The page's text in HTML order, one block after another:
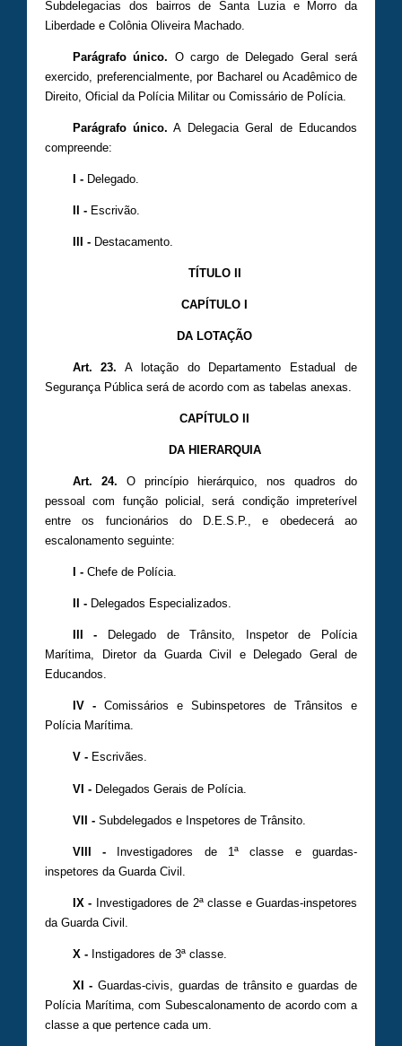
Subdelegacias dos bairros de Santa Luzia e Morro da
Liberdade e Colônia Oliveira Machado.
Parágrafo único. O cargo de Delegado Geral será
exercido, preferencialmente, por Bacharel ou Acadêmico de
Direito, Oficial da Polícia Militar ou Comissário de Polícia.
Parágrafo único. A Delegacia Geral de Educandos
compreende:
I -Delegado.
II -Escrivão.
III -Destacamento.
TÍTULO II
CAPÍTULO I
DA LOTAÇÃO
Art. 23. A lotação do Departamento Estadual de
Segurança Pública será de acordo com as tabelas anexas.
CAPÍTULO II
DA HIERARQUIA
Art. 24. O princípio hierárquico, nos quadros do
pessoal com função policial, será condição impreterível
entre os funcionários do D.E.S.P., e obedecerá ao
escalonamento seguinte:
I -Chefe de Polícia.
II -Delegados Especializados.
III - Delegado de Trânsito, Inspetor de Polícia
Marítima, Diretor da Guarda Civil e Delegado Geral de
Educandos.
IV -Comissários e Subinspetores de Trânsitos e
Polícia Marítima.
V -Escrivães.
VI -Delegados Gerais de Polícia.
VII -Subdelegados e Inspetores de Trânsito.
VIII - Investigadores de 1ª classe e guardas-
inspetores da Guarda Civil.
IX - Investigadores de 2ª classe e Guardas-inspetores
da Guarda Civil.
X -Instigadores de 3ª classe.
XI - Guardas-civis, guardas de trânsito e guardas de
Polícia Marítima, com Subescalonamento de acordo com a
classe a que pertence cada um.